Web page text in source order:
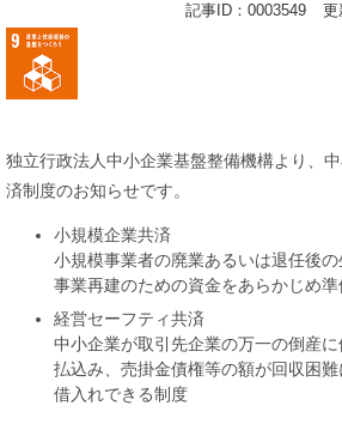
記事ID：0003549 更
独立行政法人中小企業基盤整備機構より、
済制度のお知らせです。
小規模企業共済
小規模事業者の廃業あるいは退任後の
事業再建のための資金をあらかじめ
経営セーフティ共済
中小企業が取引先企業の万一の倒産
払込み、売掛金債権等の額が回収困
借入れできる制度